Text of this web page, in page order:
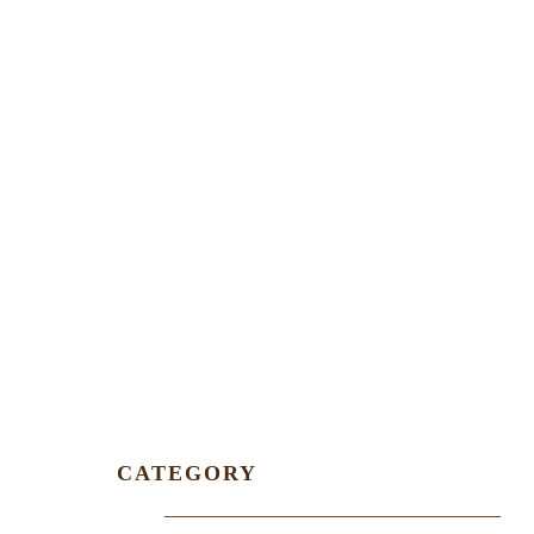
CATEGORY